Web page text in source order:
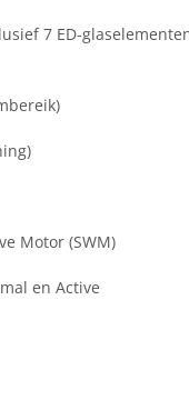
7 ED-
Motor (SWM)
en Active